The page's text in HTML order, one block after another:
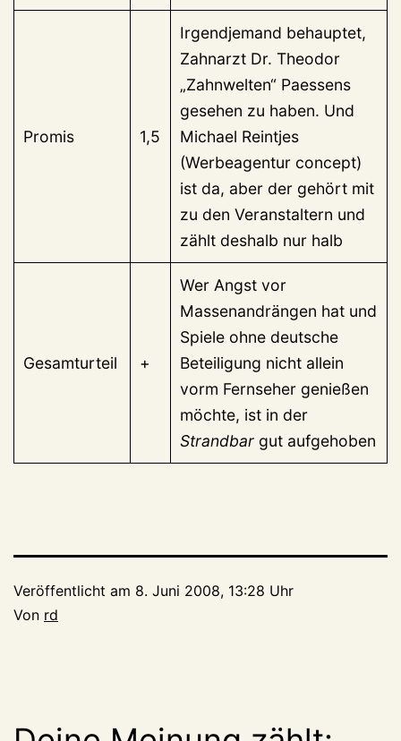
Promis 1,5
Irgendjemand behauptet,
Zahnarzt Dr. Theodor
„Zahnwelten“ Paessens
gesehen zu haben. Und
Michael Reintjes
(Werbeagentur concept)
ist da, aber der gehört mit
zu den Veranstaltern und
zählt deshalb nur halb
Gesamturteil +
Wer Angst vor
Massenandrängen hat und
Spiele ohne deutsche
Beteiligung nicht allein
vorm Fernseher genießen
möchte, ist in der
Strandbar gut aufgehoben
Veröffentlicht am 8. Juni 2008, 13:28 Uhr
Von rd